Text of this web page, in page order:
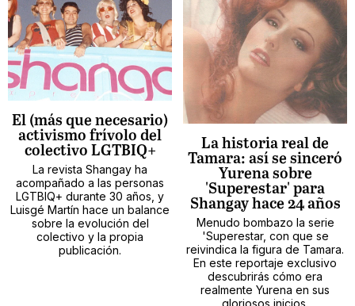
El (más que necesario)
activismo frívolo del
colectivo LGTBIQ+
La revista Shangay ha
acompañado a las personas
LGTBIQ+ durante 30 años, y
Luisgé Martín hace un balance
sobre la evolución del
colectivo y la propia
publicación.
La historia real de
Tamara: así se sinceró
Yurena sobre
'Superestar' para
Shangay hace 24 años
Menudo bombazo la serie
'Superestar, con que se
reivindica la figura de Tamara.
En este reportaje exclusivo
descubrirás cómo era
realmente Yurena en sus